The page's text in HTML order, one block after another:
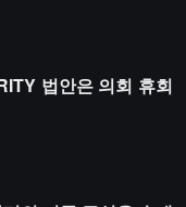
법안은 의회 휴회